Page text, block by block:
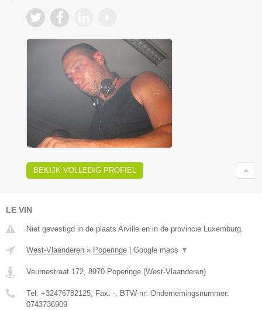
BEKIJK VOLLEDIG PROFIEL
LE VIN
Niet gevestigd in de plaats Arville en in de provincie Luxemburg.
West-Vlaanderen » Poperinge Google maps ▼
Veurnestraat 172, 8970 Poperinge (West-Vlaanderen)
Tel: +32476782125, Fax: -, BTW-nr: Ondernemingsnummer:
0743736909